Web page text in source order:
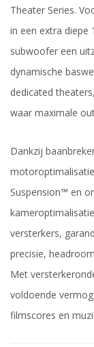
Theater Series.
in een extra diepe
subwoofer een
dynamische
dedicated
waar maximale
Dankzij
Suspension™ en
versterkers,
precisie,
Met
voldoende
filmscores en